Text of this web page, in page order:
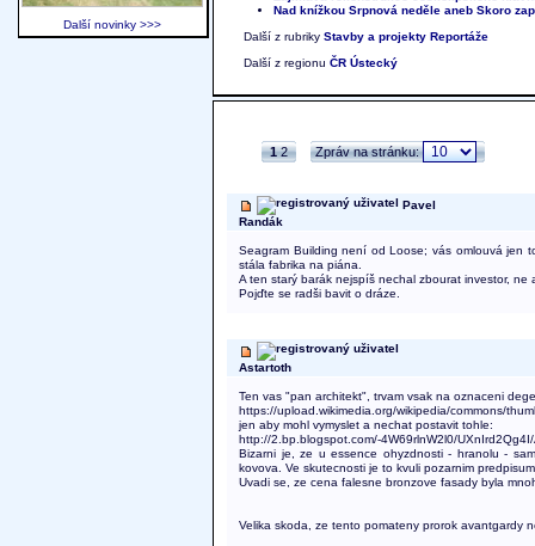
Nad knížkou Srpnová neděle aneb Skoro
Další z rubriky Stavby a projekty Reportáže
Další z regionu ČR Ústecký
1 2 Zpráv na stránku:
Pavel
Randák
Seagram Building není od Loose; vás omlouvá jen
stála fabrika na piána.
A ten starý barák nejspíš nechal zbourat investor, ne
Pojďte se radši bavit o dráze.
Astartoth
Ten vas "pan architekt", trvam vsak na oznaceni
https://upload.wikimedia.org/wikipedia/commons/
jen aby mohl vymyslet a nechat postavit tohle:
http://2.bp.blogspot.com/-4W69rlnW2l0/
Bizarni je, ze u essence ohyzdnosti - hranolu -
kovova. Ve skutecnosti je to kvuli pozarnim
Uvadi se, ze cena falesne bronzove fasady byla
Velika skoda, ze tento pomateny prorok avantgardy
Další novinky >>>